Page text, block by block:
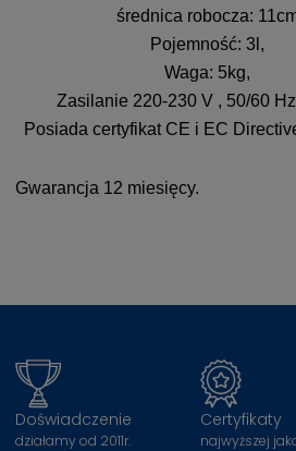
średnica robocza:
Pojemność: 3l,
Waga: 5kg,
Zasilanie 220-230 V , 50/60
Posiada certyfikat CE i EC
Gwarancja 12 miesięcy.
Doświadczenie
działamy od 2011r.
Certyfikaty
najwyższej